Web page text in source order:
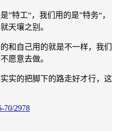
”特工“，我们用的是”特务“，
天壤之别。
和自己用的就是不一样，我们
愿意去做。
实的把脚下的路走好才行，这
70/2978